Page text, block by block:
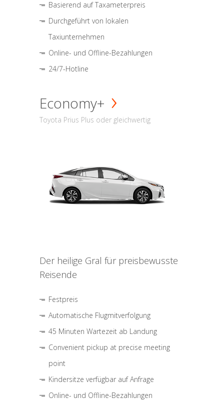
Basierend auf Taxameterpreis
Durchgeführt von lokalen
Taxiunternehmen
Online- und Offline-Bezahlungen
24/7-Hotline
Economy+
Toyota Prius Plus oder gleichwertig
Der heilige Gral für preisbewusste
Reisende
Festpreis
Automatische Flugmitverfolgung
45 Minuten Wartezeit ab Landung
Convenient pickup at precise meeting
point
Kindersitze verfügbar auf Anfrage
Online- und Offline-Bezahlungen